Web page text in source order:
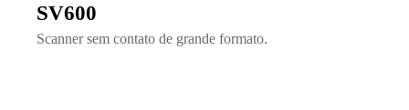
SV600
Scanner sem contato de grande formato.